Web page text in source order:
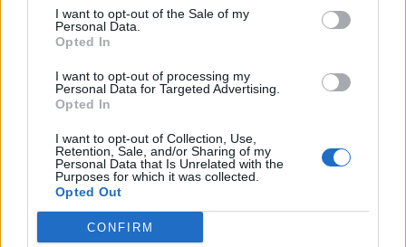
I want to opt-out of the Sale of my
Personal Data.
Opted In
I want to opt-out of processing my
Personal Data for Targeted Advertising.
Opted In
I want to opt-out of Collection, Use,
Retention, Sale, and/or Sharing of my
Personal Data that Is Unrelated with the
Purposes for which it was collected.
Opted Out
CONFIRM
LE MIGLIORI OFFERTE AMAZON